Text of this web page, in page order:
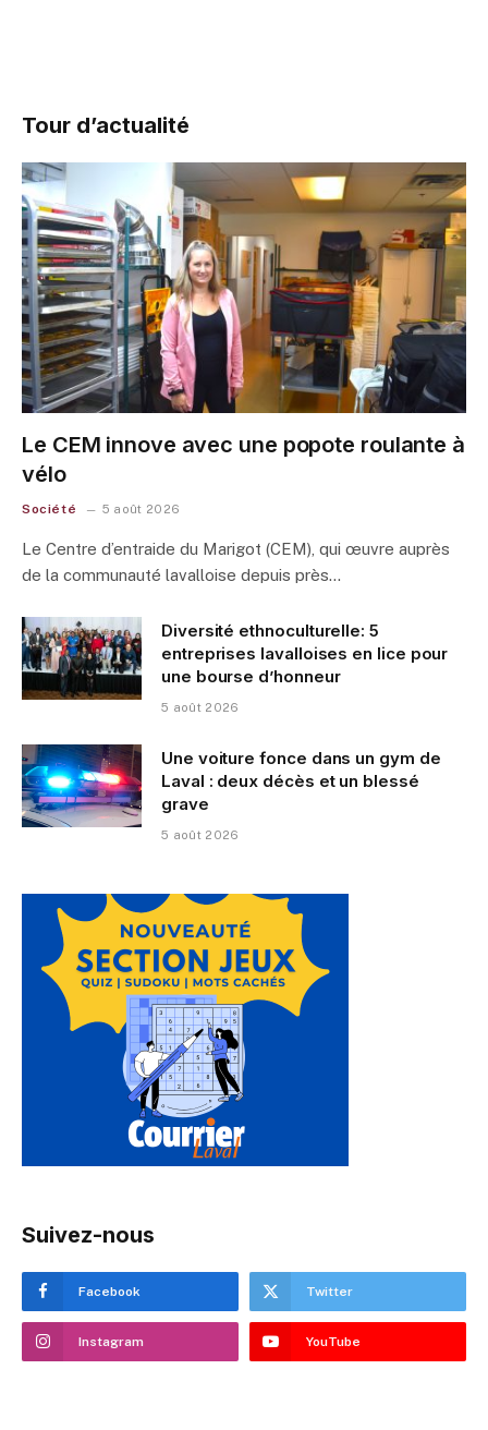
Tour d’actualité
Le CEM innove avec une popote roulante à
vélo
Société 5 août 2026
Le Centre d’entraide du Marigot (CEM), qui œuvre auprès
de la communauté lavalloise depuis près…
Diversité ethnoculturelle: 5
entreprises lavalloises en lice pour
une bourse d’honneur
5 août 2026
Une voiture fonce dans un gym de
Laval : deux décès et un blessé
grave
5 août 2026
Suivez-nous
Facebook Twitter
Instagram YouTube